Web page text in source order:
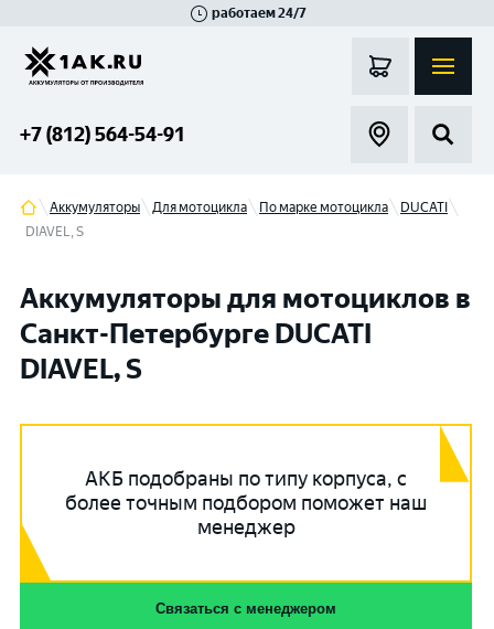
работаем 24/7
+7 (812) 564-54-91
Аккумуляторы Для мотоцикла По марке мотоцикла
DUCATI
DIAVEL, S
Аккумуляторы для мотоциклов в
Санкт-Петербурге DUCATI
DIAVEL, S
АКБ подобраны по типу корпуса, с
более точным подбором поможет наш
менеджер
Связаться с менеджером
Гатчина